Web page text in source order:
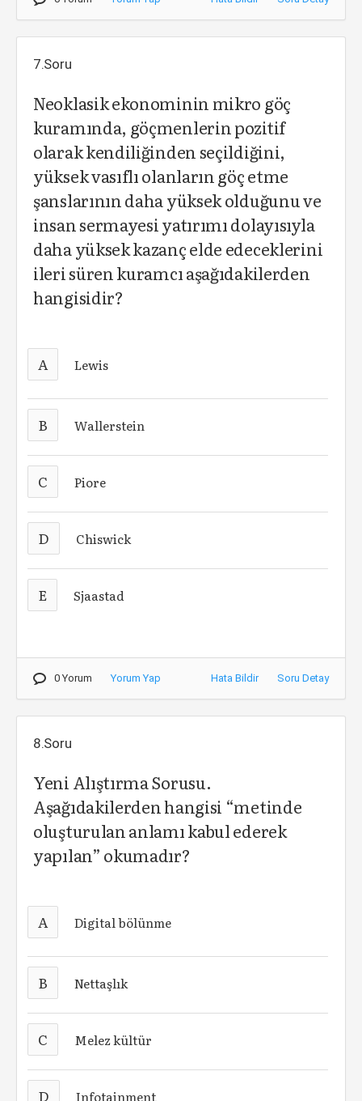
7.Soru
Neoklasik ekonominin mikro göç
kuramında, göçmenlerin pozitif
olarak kendiliğinden seçildiğini,
yüksek vasıflı olanların göç etme
şanslarının daha yüksek olduğunu ve
insan sermayesi yatırımı dolayısıyla
daha yüksek kazanç elde edeceklerini
ileri süren kuramcı aşağıdakilerden
hangisidir?
A Lewis
B Wallerstein
C Piore
D Chiswick
E Sjaastad
0 Yorum Yorum Yap Hata Bildir Soru Detay
8.Soru
Yeni Alıştırma Sorusu.
Aşağıdakilerden hangisi “metinde
oluşturulan anlamı kabul ederek
yapılan” okumadır?
A Digital bölünme
B Nettaşlık
C Melez kültür
D Infotainment